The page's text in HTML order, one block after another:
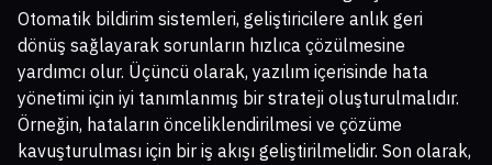
Otomatik bildirim sistemleri, geliştiricilere anlık geri
dönüş sağlayarak sorunların hızlıca çözülmesine
yardımcı olur. Üçüncü olarak, yazılım içerisinde hata
yönetimi için iyi tanımlanmış bir strateji oluşturulmalıdır.
Örneğin, hataların önceliklendirilmesi ve çözüme
kavuşturulması için bir iş akışı geliştirilmelidir. Son olarak,